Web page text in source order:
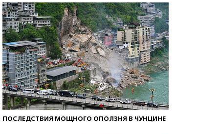
ПОСЛЕДСТВИЯ МОЩНОГО ОПОЛЗНЯ В ЧУНЦИНЕ